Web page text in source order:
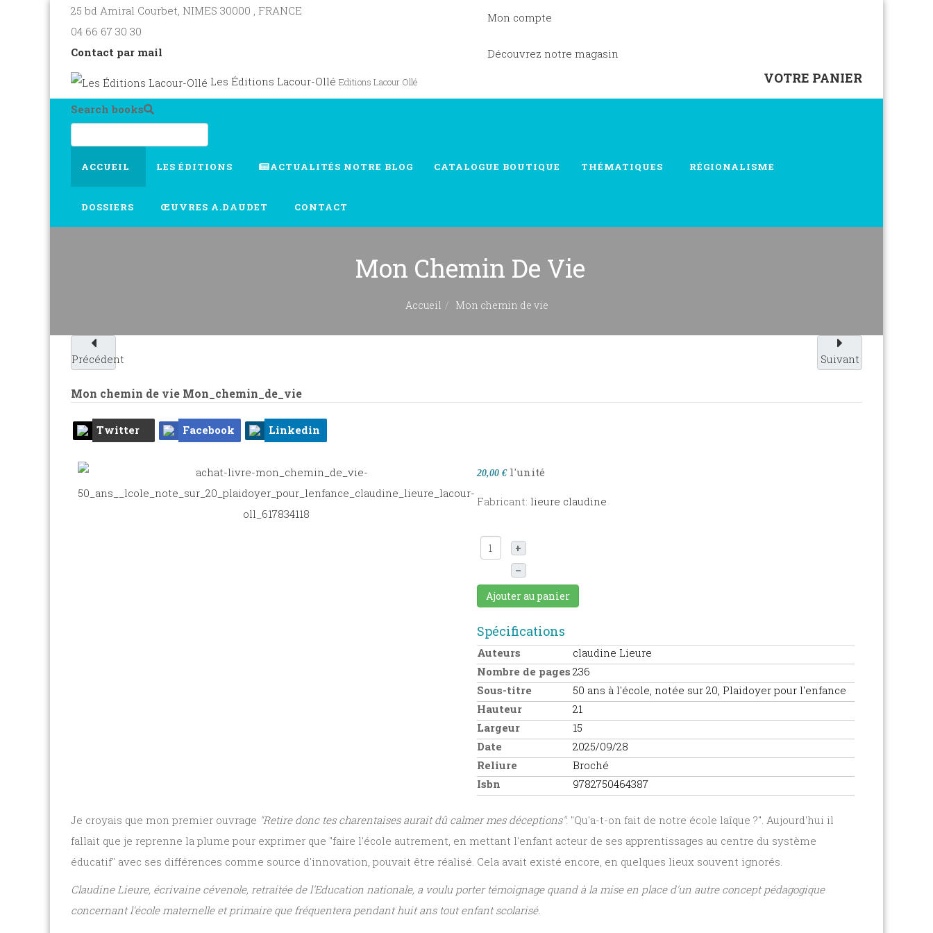
25 bd Amiral Courbet, NIMES 30000 , FRANCE
04 66 67 30 30
Contact par mail
Mon compte
Découvrez notre magasin
Les Éditions Lacour-Ollé Editions Lacour Ollé VOTRE PANIER
Search books
ACCUEIL LES ÉDITIONS ACTUALITÉS NOTRE BLOG CATALOGUE BOUTIQUE THÉMATIQUES RÉGIONALISME
DOSSIERS ŒUVRES A.DAUDET CONTACT
Mon Chemin De Vie
Accueil Mon chemin de vie
Précédent Suivant
Mon chemin de vie Mon_chemin_de_vie
Twitter Facebook Linkedin
20,00 € l'unité
Fabricant: lieure claudine
+
–
Ajouter au panier
Spécifications
Auteurs
claudine Lieure
Nombre de pages 236
Sous-titre
50 ans à l'école, notée sur 20, Plaidoyer pour l'enfance
Hauteur
21
Largeur
15
Date
2025/09/28
Reliure
Broché
Isbn
9782750464387
Je croyais que mon premier ouvrage "Retire donc tes charentaises aurait dû calmer mes déceptions": "Qu'a-t-on fait de notre école laîque ?". Aujourd'hui il
fallait que je reprenne la plume pour exprimer que "faire l'école autrement, en mettant l'enfant acteur de ses apprentissages au centre du système
éducatif" avec ses différences comme source d'innovation, pouvait être réalisé. Cela avait existé encore, en quelques lieux souvent ignorés.
Claudine Lieure, écrivaine cévenole, retraitée de l'Education nationale, a voulu porter témoignage quand à la mise en place d'un autre concept pédagogique
concernant l'école maternelle et primaire que fréquentera pendant huit ans tout enfant scolarisé.